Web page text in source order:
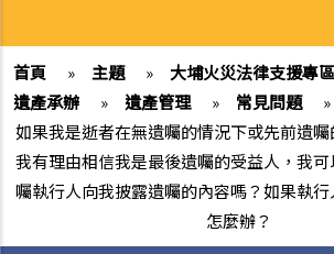
首頁 » 主題 » 大埔火災法律支援專區
遺產承辦
» 遺產管理 » 常見問題
»
如果我是逝者在無遺囑的情況下或先前遺
我有理由相信我是最後遺囑的受益人，我
囑執行人向我披露遺囑的內容嗎？如果執
怎麼辦？